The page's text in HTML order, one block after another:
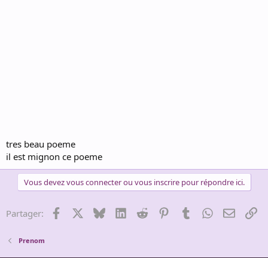
tres beau poeme
il est mignon ce poeme
Vous devez vous connecter ou vous inscrire pour répondre ici.
Partager: Facebook BlueskyLinkedInReddit PinterestTumblrWhatsApp
Email
Prenom